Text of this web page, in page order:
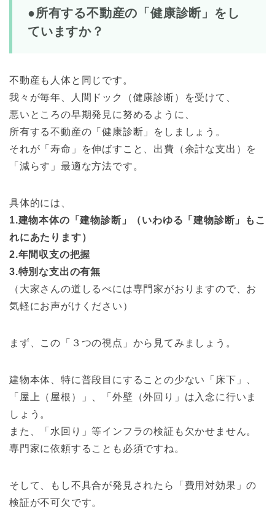
●所有する不動産の「健康診断」をし
ていますか？
不動産も人体と同じです。
我々が毎年、人間ドック（健康診断）を受けて、
悪いところの早期発見に努めるように、
所有する不動産の「健康診断」をしましょう。
それが「寿命」を伸ばすこと、出費（余計な支出）を
「減らす」最適な方法です。
具体的には、
1.建物本体の「建物診断」（いわゆる「建物診断」もこ
れにあたります）
2.年間収支の把握
3.特別な支出の有無
（大家さんの道しるべには専門家がおりますので、お
気軽にお声がけください）
まず、この「３つの視点」から見てみましょう。
建物本体、特に普段目にすることの少ない「床下」、
「屋上（屋根）」、「外壁（外回り」は入念に行いま
しょう。
また、「水回り」等インフラの検証も欠かせません。
専門家に依頼することも必須ですね。
そして、もし不具合が発見されたら「費用対効果」の
検証が不可欠です。